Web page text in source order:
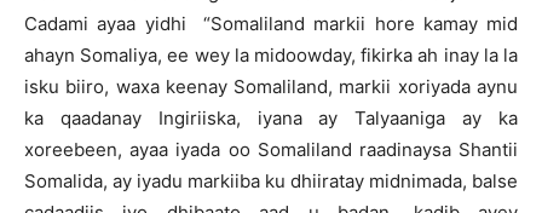
Cadami ayaa yidhi “Somaliland markii hore kamay mid
ahayn Somaliya, ee wey la midoowday, fikirka ah inay la la
isku biiro, waxa keenay Somaliland, markii xoriyada aynu
ka qaadanay Ingiriiska, iyana ay Talyaaniga ay ka
xoreebeen, ayaa iyada oo Somaliland raadinaysa Shantii
Somalida, ay iyadu markiiba ku dhiiratay midnimada, balse